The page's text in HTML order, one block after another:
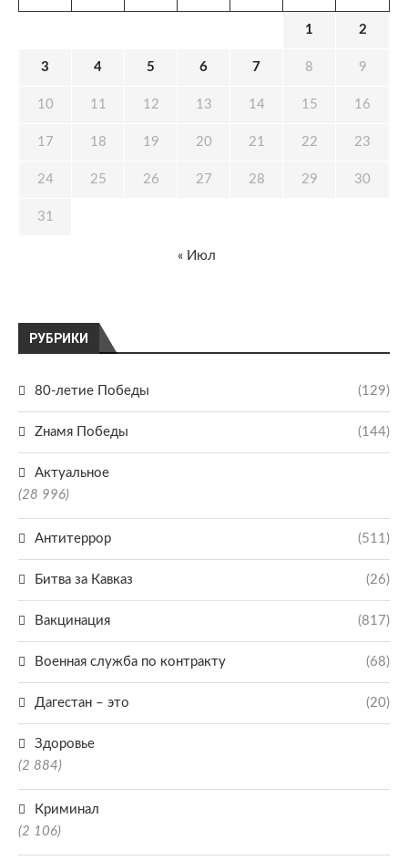
РУБРИКИ
80-летие Победы (129)
Zнамя Победы (144)
Актуальное
(28 996)
Антитеррор (511)
Битва за Кавказ (26)
Вакцинация (817)
Военная служба по контракту (68)
Дагестан – это (20)
Здоровье
(2 884)
Криминал
(2 106)
1 2
3 4 5 6 7 8 9
10 11 12 13 14 15 16
17 18 19 20 21 22 23
24 25 26 27 28 29 30
31
« Июл